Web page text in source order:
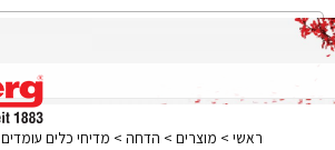
ראשי > מוצרים > הדחה > מדיחי כלים עומדים